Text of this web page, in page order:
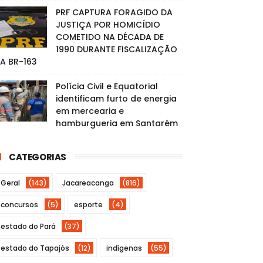
PRF CAPTURA FORAGIDO DA
JUSTIÇA POR HOMICÍDIO
COMETIDO NA DÉCADA DE
1990 DURANTE FISCALIZAÇÃO
BR-163
Polícia Civil e Equatorial
identificam furto de energia
em mercearia e
hamburgueria em Santarém
CATEGORIAS
Geral (143) Jacareacanga (816)
concursos (5) esporte (4)
estado do Pará (37)
estado do Tapajós (12) indígenas (55)